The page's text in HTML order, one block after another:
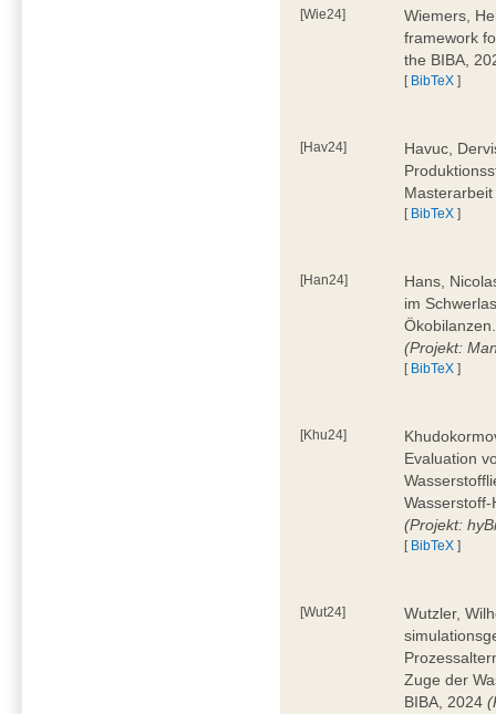
[Wie24]
Wiemers,
framework
the BIBA,
[ BibTeX ]
[Hav24]
Havuc,
[ BibTeX ]
[Han24]
Hans,
im
(Projekt:
[ BibTeX ]
[Khu24]
Evaluation
(Projekt:
[ BibTeX ]
[Wut24]
Wutzler,
Zuge der
BIBA, 2024